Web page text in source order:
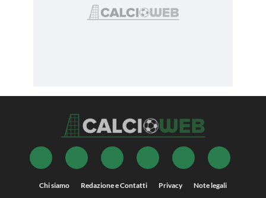
Chi siamo Redazione e Contatti Privacy Note legali